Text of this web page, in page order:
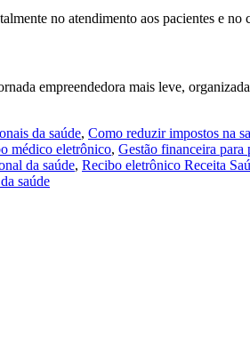
no atendimento aos pacientes e no
empreendedora mais leve,
da saúde, Como reduzir impostos na
médico eletrônico, Gestão financeira para
da saúde, Recibo eletrônico Receita
saúde